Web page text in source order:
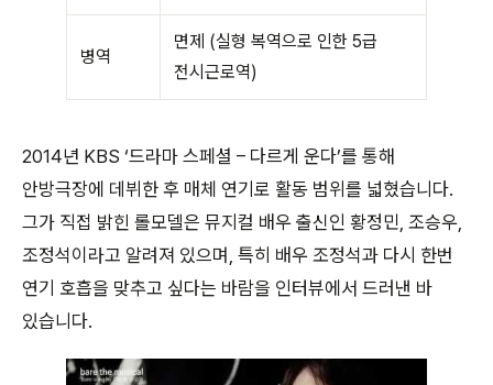
병역
면제 (실형 복역으로 인한 5급
전시근로역)
2014년 KBS ‘드라마 스페셜 – 다르게 운다’를 통해
안방극장에 데뷔한 후 매체 연기로 활동 범위를 넓혔습니다.
그가 직접 밝힌 롤모델은 뮤지컬 배우 출신인 황정민, 조승우,
조정석이라고 알려져 있으며, 특히 배우 조정석과 다시 한번
연기 호흡을 맞추고 싶다는 바람을 인터뷰에서 드러낸 바
있습니다.